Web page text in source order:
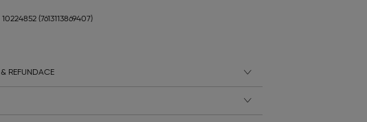
(7613113869407)
REFUNDACE